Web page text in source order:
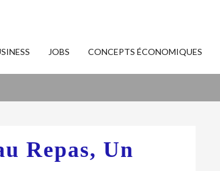
JOBS CONCEPTS ÉCONOMIQUES
Repas, Un